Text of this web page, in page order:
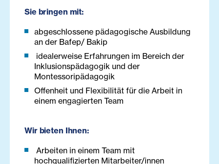
Sie bringen mit:
abgeschlossene pädagogische Ausbildung
an der Bafep/ Bakip
idealerweise Erfahrungen im Bereich der
Inklusionspädagogik und der
Montessoripädagogik
Offenheit und Flexibilität für die Arbeit in
einem engagierten Team
Wir bieten Ihnen:
Arbeiten in einem Team mit
hochqualifizierten Mitarbeiter/innen